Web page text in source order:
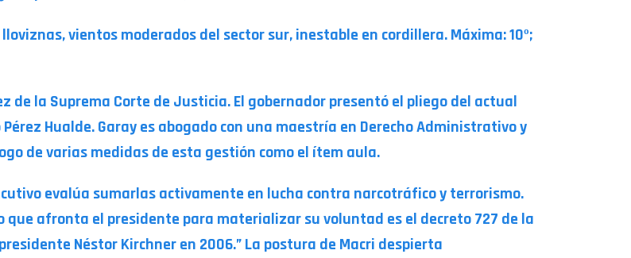
vientos moderados del sector sur, inestable en cordillera. Máxima: 10º;
de la Suprema Corte de Justicia. El gobernador presentó el pliego del actual
Hualde. Garay es abogado con una maestría en Derecho Administrativo y
de varias medidas de esta gestión como el ítem aula.
evalúa sumarlas activamente en lucha contra narcotráfico y terrorismo.
que afronta el presidente para materializar su voluntad es el decreto 727 de la
Néstor Kirchner en 2006.” La postura de Macri despierta